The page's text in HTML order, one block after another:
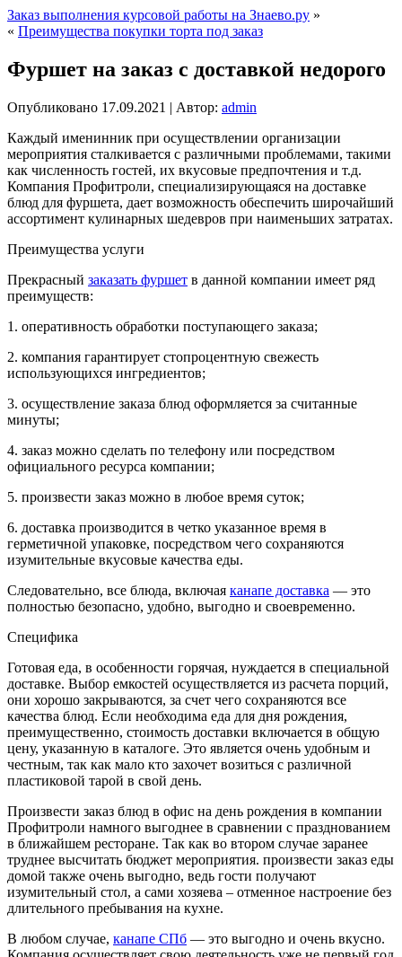
Заказ выполнения курсовой работы на Знаево.ру »
« Преимущества покупки торта под заказ
Фуршет на заказ с доставкой недорого
Опубликовано 17.09.2021 | Автор: admin
Каждый именинник при осуществлении организации
мероприятия сталкивается с различными проблемами, такими
как численность гостей, их вкусовые предпочтения и т.д.
Компания Профитроли, специализирующаяся на доставке
блюд для фуршета, дает возможность обеспечить широчайший
ассортимент кулинарных шедевров при наименьших затратах.
Преимущества услуги
Прекрасный заказать фуршет в данной компании имеет ряд
преимуществ:
1. оперативность обработки поступающего заказа;
2. компания гарантирует стопроцентную свежесть
использующихся ингредиентов;
3. осуществление заказа блюд оформляется за считанные
минуты;
4. заказ можно сделать по телефону или посредством
официального ресурса компании;
5. произвести заказ можно в любое время суток;
6. доставка производится в четко указанное время в
герметичной упаковке, посредством чего сохраняются
изумительные вкусовые качества еды.
Следовательно, все блюда, включая канапе доставка — это
полностью безопасно, удобно, выгодно и своевременно.
Специфика
Готовая еда, в особенности горячая, нуждается в специальной
доставке. Выбор емкостей осуществляется из расчета порций,
они хорошо закрываются, за счет чего сохраняются все
качества блюд. Если необходима еда для дня рождения,
преимущественно, стоимость доставки включается в общую
цену, указанную в каталоге. Это является очень удобным и
честным, так как мало кто захочет возиться с различной
пластиковой тарой в свой день.
Произвести заказ блюд в офис на день рождения в компании
Профитроли намного выгоднее в сравнении с празднованием
в ближайшем ресторане. Так как во втором случае заранее
труднее высчитать бюджет мероприятия. произвести заказ еды
домой также очень выгодно, ведь гости получают
изумительный стол, а сами хозяева – отменное настроение без
длительного пребывания на кухне.
В любом случае, канапе СПб — это выгодно и очень вкусно.